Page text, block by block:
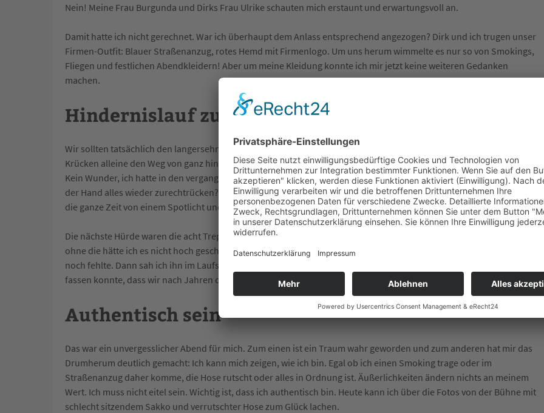
Nein! Meine Frau Burgunda und Dirks Frau Ulrike schauten mich erstaunt und erwartungsvoll an.
Damit hatte ich nicht gerechnet. War ich überhaupt dem Anlass entsprechend angezogen? Dirk und ich trugen unser
Firmen-Outfit: Blauer Straßenanzug, rotes Hemd mit Firmenlogo. Um uns herum wimmelte es nur so von Smokings,
Fliegen und festlichen Abendkleidern! Aber um meine Kleidung konnte ich mir jetzt keine weiteren Gedanken
machen.
Hindernislauf zur Bühne
Wir sollten tatsächlich den langersehnten Preis bekommen! Weil Dirk nicht zu sehen war, bahnte ich mir mit meinen
Krücken alleine den Weg von ganz hinten nach vorne zur Bühne. Plötzlich bemerkte ich, dass meine Hose rutschte.
Kein Wunder, ich hatte in den vergangenen Wochen zehn Kilo abgenommen. Aber wie sollte ich mit zwei Krücken in
der Hand alles wieder zurechtrücken? Mir blieb nichts anderes als einen kurzen Zwischenstopp einzulegen. Dass ich
die ganze Zeit von einem Spotlicht und einer Kamera verfolgt wurde, musste ich einfach ignorieren.
Die nächste Hürde waren die acht Treppenstufen zur Bühne – ohne Geländer! Ich war dankbar für meine Krücken,
ohne die hätte ich es nicht hoch geschafft. Als ich endlich oben im Rampenlicht stand, bemerkte ich, dass Dirk immer
noch fehlte. Dann sah ich ihn im Laufschritt nach vorne kommen. Sein Gesichtsausdruck zeigte mir, dass er kaum
fassen konnte, dass wir nach Jahren des Engagements und des Hoffens endlich ausgezeichnet werden sollten.
Authentisch sein
Das war ein unvergesslicher Abend für mich. Zum einen ist ein Traum wahr geworden und zum anderen hat mir das
Drumherum deutlich gemacht: Ich kann mich zeigen, wie ich bin. Egal ob ich einen Smoking trage oder im
Straßenanzug daher komme, die Hose rutscht oder alles in Ordnung ist. Äußerlichkeiten ändern nichts an meinem
Wert. Ich muss nicht eitel sein. Wichtig ist, dass ich authentisch bin. Heute kann ich über die Fotos von der Bühne mit
schlecht sitzendem Sakko und verrutschter Hose zum Glück lachen.